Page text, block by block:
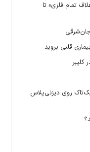
تمام فلزی» تا
قلبی بروید
کلیبر
روی دیزنی‌پلاس